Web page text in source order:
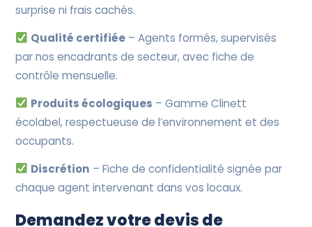
surprise ni frais cachés.
Qualité certifiée– Agents formés, supervisés
par nos encadrants de secteur, avec fiche de
contrôle mensuelle.
Produits écologiques – Gamme Clinett
écolabel, respectueuse de l’environnement et des
occupants.
Discrétion – Fiche de confidentialité signée par
chaque agent intervenant dans vos locaux.
Demandez votre devis de